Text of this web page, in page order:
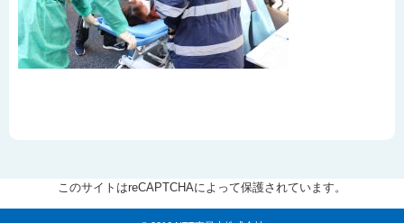
このサイトはreCAPTCHAによって保護されています。